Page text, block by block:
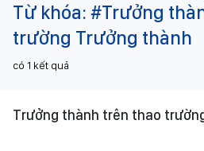
Từ khóa: #Trưởng
trường Trưởng thành
có 1 kết quả
Trưởng thành trên thao